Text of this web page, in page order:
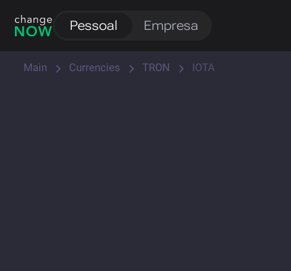
Pessoal Empresa
Main Currencies TRON IOTA